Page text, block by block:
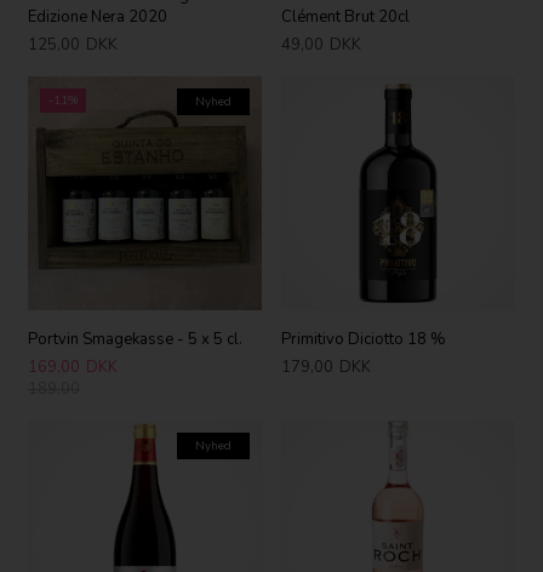
Edizione Nera 2020
125,00 DKK
Clément Brut 20cl
49,00 DKK
Nyhed
-11%
Portvin Smagekasse - 5 x 5 cl.
169,00 DKK
Primitivo Diciotto 18 %
179,00 DKK
Nyhed